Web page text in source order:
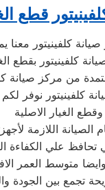
قطع
كلفينيتور بقطع
من مركز صيانة
كلفينيتور نوفر لكم
وقطع الغيار الاصلية
اللازمة
تحافظ علي الكفاءة
وايضا متوسط العمر
تجمع بين الجودة